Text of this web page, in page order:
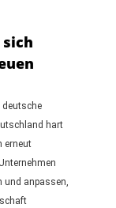
sich
deutsche
hart
erneut
und anpassen,